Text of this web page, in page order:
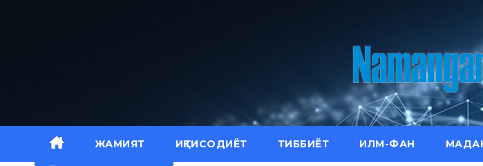
ЖАМИЯТ ИҚТИСОДИЁТ ТИББИЁТ ИЛМ-ФАН